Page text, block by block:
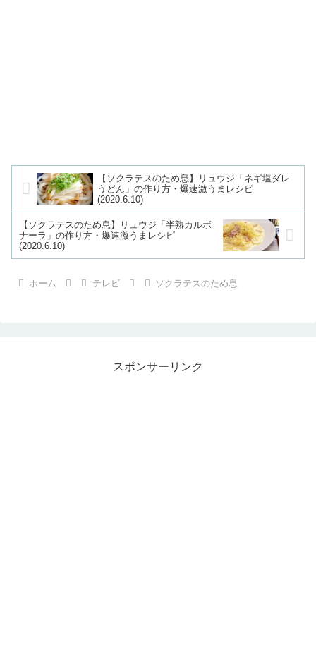
【ソクラテスのため息】リュウジ「ネギ塩ダレ
うどん」の作り方・爆速激うまレシピ
(2020.6.10)
【ソクラテスのため息】リュウジ「半熟カルボ
ナーラ」の作り方・爆速激うまレシピ
(2020.6.10)
ホーム テレビ ソクラテスのため息
スポンサーリンク